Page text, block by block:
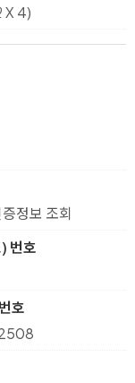
X 4)
정보 조회
번호
호